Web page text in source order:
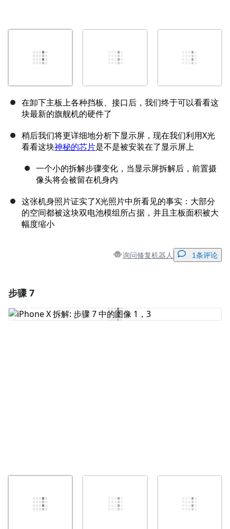
在卸下主板上各种挡板、接口后，我们终于可以看看这
块最新的旗舰机的硬件了
稍后我们将更详细地分析下显示屏，现在我们利用X光
看看这块神秘的芯片是不是被安装在了显示屏上
一个小的拆解步骤变化，当显示屏拆解后，前置摄
像头将会被留在机身内
这张机身照片证实了X光照片中所看见的事实：大部分
的空间都被这块双电池模组所占据，并且主板面积被大
幅度缩小
询问修复机器人 1条评论
添加评论
步骤 7